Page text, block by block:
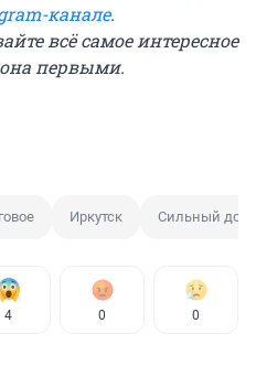
канале.
всё самое интересное
первыми.
Иркутск Сильный
4 0 0